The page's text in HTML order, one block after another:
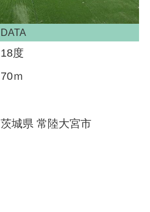
DATA
18度
70ｍ
茨城県 常陸大宮市